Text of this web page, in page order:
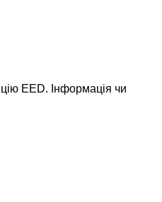
EED. Інформація чи